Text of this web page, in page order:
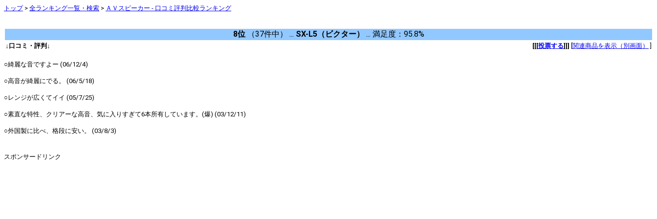
トップ> 全ランキング一覧・検索 > ＡＶスピーカー - 口コミ評判比較ランキング
8位（37件中） ... SX-L5（ビクター） ... 満足度：95.8%
↓口コミ・評判↓ [[[投票する]]] 関連商品を表示（別画面）
○綺麗な音ですよー (06/12/4)
○高音が綺麗にでる。 (06/5/18)
○レンジが広くてイイ (05/7/25)
○素直な特性、クリアーな高音、気に入りすぎて6本所有しています。(爆) (03/12/11)
○外国製に比べ、格段に安い。 (03/8/3)
スポンサードリンク